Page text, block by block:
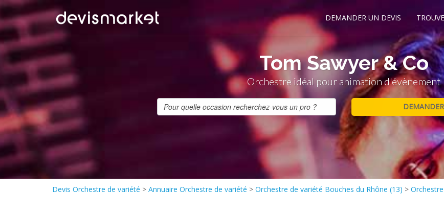
DEMANDER UN DEVIS
Tom Sawyer & Co
Orchestre idéal pour animation d'évènement
Devis Orchestre de variété > Annuaire Orchestre de variété > Orchestre de variété Bouches du Rhône (13) >